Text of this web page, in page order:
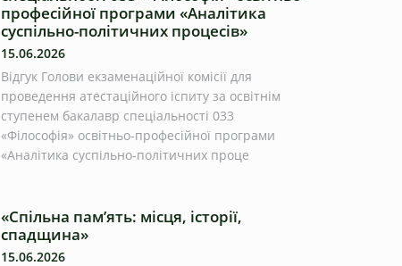
професійної програми «Аналітика
суспільно-політичних процесів»
15.06.2026
Відгук Голови екзаменаційної комісії для
проведення атестаційного іспиту за освітнім
ступенем бакалавр спеціальності 033
«Філософія» освітньо-професійної програми
«Аналітика суспільно-політичних проце
«Спільна пам’ять: місця, історії,
спадщина»
15.06.2026